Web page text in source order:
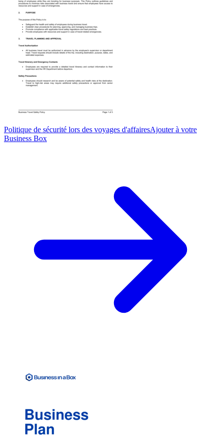
Politique de sécurité lors des voyages d'affairesAjouter à votre
Business Box